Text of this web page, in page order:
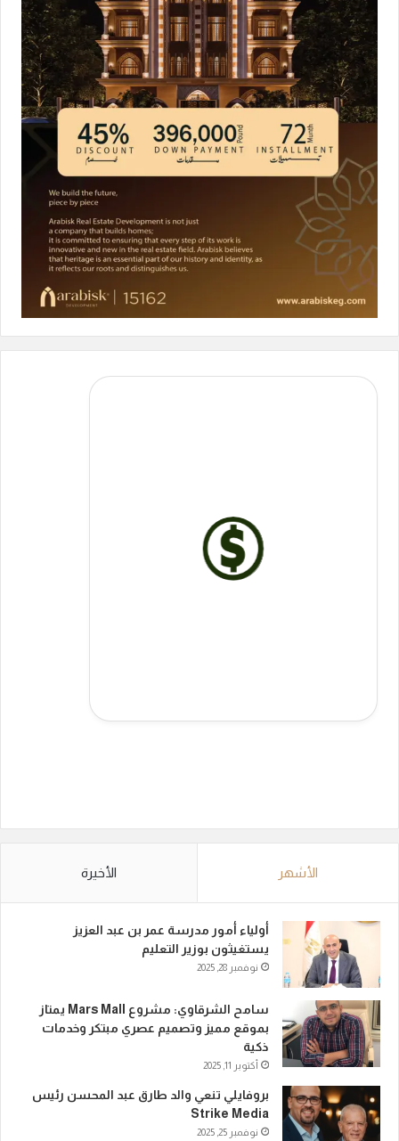
الأشهر الأخيرة
أولياء أمور مدرسة عمر بن عبد العزيز
يستغيثون بوزير التعليم
نوفمبر 28, 2025
سامح الشرقاوي: مشروع Mars Mall يمتاز
بموقع مميز وتصميم عصري مبتكر وخدمات
ذكية
أكتوبر 11, 2025
بروفايلي تنعي والد طارق عبد المحسن رئيس
Strike Media
نوفمبر 25, 2025